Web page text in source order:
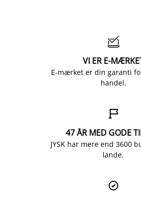

VI ER E-
E-mærket er din garanti
handel.

47 ÅR MED GODE
JYSK har mere end 3600
lande.
